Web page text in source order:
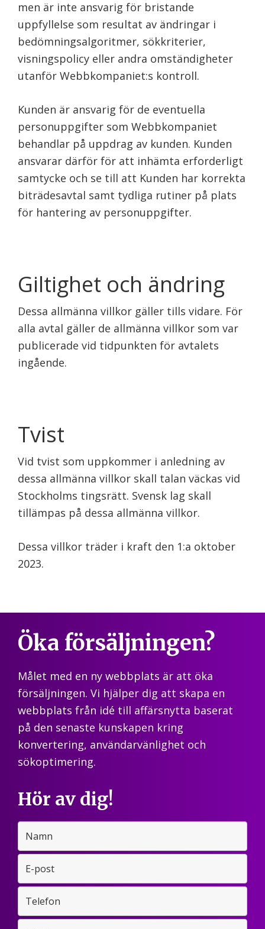
men är inte ansvarig för bristande
uppfyllelse som resultat av ändringar i
bedömningsalgoritmer, sökkriterier,
visningspolicy eller andra omständigheter
utanför Webbkompaniet:s kontroll.
Kunden är ansvarig för de eventuella
personuppgifter som Webbkompaniet
behandlar på uppdrag av kunden. Kunden
ansvarar därför för att inhämta erforderligt
samtycke och se till att Kunden har korrekta
biträdesavtal samt tydliga rutiner på plats
för hantering av personuppgifter.
Giltighet och ändring
Dessa allmänna villkor gäller tills vidare. För
alla avtal gäller de allmänna villkor som var
publicerade vid tidpunkten för avtalets
ingående.
Tvist
Vid tvist som uppkommer i anledning av
dessa allmänna villkor skall talan väckas vid
Stockholms tingsrätt. Svensk lag skall
tillämpas på dessa allmänna villkor.
Dessa villkor träder i kraft den 1:a oktober
2023.
Öka försäljningen?
Målet med en ny webbplats är att öka
försäljningen. Vi hjälper dig att skapa en
webbplats från idé till affärsnytta baserat
på den senaste kunskapen kring
konvertering, användarvänlighet och
sökoptimering.
Hör av dig!